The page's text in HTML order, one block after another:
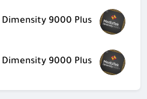
Dimensity 9000 Plus